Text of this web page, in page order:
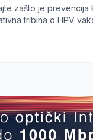
zašto je prevencija
tribina o HPV